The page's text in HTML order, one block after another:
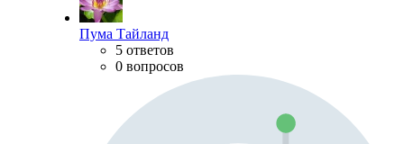
Пума Тайланд
5 ответов
0 вопросов